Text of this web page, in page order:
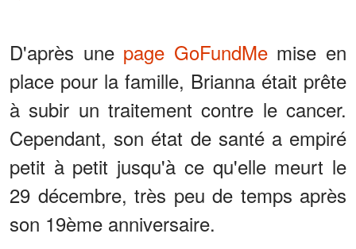
D'après une page GoFundMemise en
place pour la famille, Brianna était prête
à subir un traitement contre le cancer.
Cependant, son état de santé a empiré
petit à petit jusqu'à ce qu'elle meurt le
29 décembre, très peu de temps après
son 19ème anniversaire.